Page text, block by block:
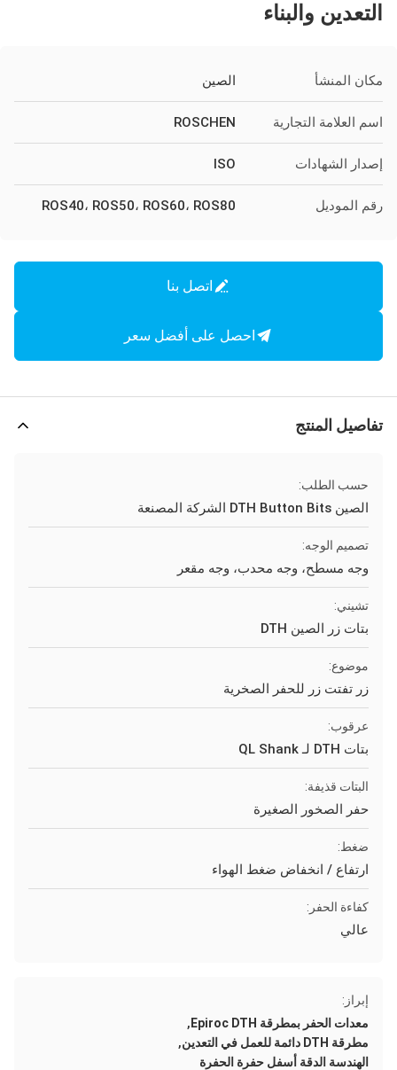
التعدين والبناء
مكان المنشأ الصين
اسم العلامة التجارية ROSCHEN
إصدار الشهادات ISO
رقم الموديل ROS40، ROS50، ROS60، ROS80
اتصل بنا
احصل على أفضل سعر
تفاصيل المنتج
حسب الطلب:
الصين DTH Button Bits الشركة المصنعة
تصميم الوجه:
وجه مسطح، وجه محدب، وجه مقعر
تشيني:
بتات زر الصين DTH
موضوع:
زر تفتت زر للحفر الصخرية
عرقوب:
بتات DTH لـ QL Shank
البتات قذيفة:
حفر الصخور الصغيرة
ضغط:
ارتفاع / انخفاض ضغط الهواء
كفاءة الحفر:
عالي
إبراز:
معدات الحفر بمطرقة Epiroc DTH
,
مطرقة DTH دائمة للعمل في التعدين ,
الهندسة الدقة أسفل حفرة الحفرة